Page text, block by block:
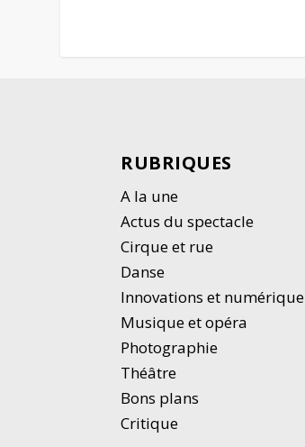
RUBRIQUES
A la une
Actus du spectacle
Cirque et rue
Danse
Innovations et numérique
Musique et opéra
Photographie
Théâtre
Bons plans
Critique